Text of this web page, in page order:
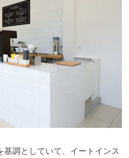
調としていて、イートインス